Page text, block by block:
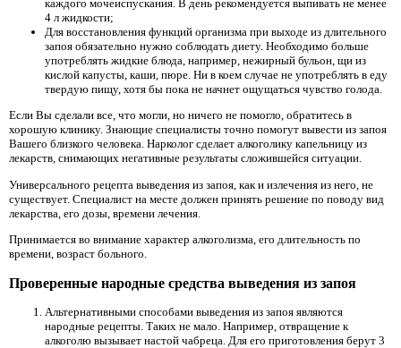
каждого мочеиспускания. В день рекомендуется выпивать не менее
4 л жидкости;
Для восстановления функций организма при выходе из длительного
запоя обязательно нужно соблюдать диету. Необходимо больше
употреблять жидкие блюда, например, нежирный бульон, щи из
кислой капусты, каши, пюре. Ни в коем случае не употреблять в еду
твердую пищу, хотя бы пока не начнет ощущаться чувство голода.
Если Вы сделали все, что могли, но ничего не помогло, обратитесь в
хорошую клинику. Знающие специалисты точно помогут вывести из запоя
Вашего близкого человека. Нарколог сделает алкоголику капельницу из
лекарств, снимающих негативные результаты сложившейся ситуации.
Универсального рецепта выведения из запоя, как и излечения из него, не
существует. Специалист на месте должен принять решение по поводу вид
лекарства, его дозы, времени лечения.
Принимается во внимание характер алкоголизма, его длительность по
времени, возраст больного.
Проверенные народные средства выведения из запоя
Альтернативными способами выведения из запоя являются
народные рецепты. Таких не мало. Например, отвращение к
алкоголю вызывает настой чабреца. Для его приготовления берут 3